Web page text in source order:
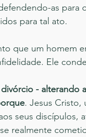
as
para tal ato.
que um homem
Ele
- alterando
. Jesus Cristo,
seus discípulos,
realmente